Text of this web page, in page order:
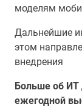
моделям
Дальнейшие
этом
внедрения
Больше об ИТ
ежегодной